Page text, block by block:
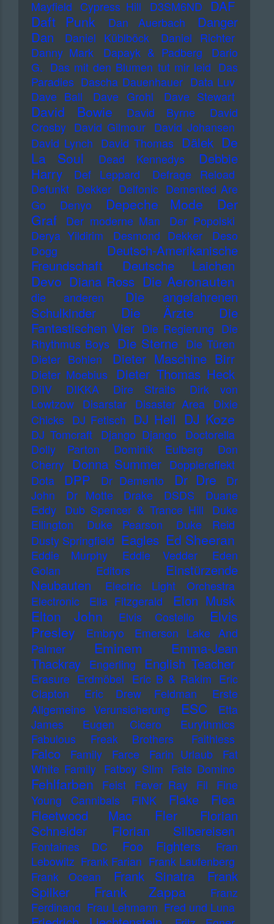
Mayfield Cypress Hill D3SM6ND DAF
Daft Punk Dan Auerbach
Danger
Dan
Daniel Küblböck
Daniel Richter
Danny Mark
Dapayk & Padberg
Dario
G. Das mit den Blumen tut mir leid Das
Paradies Dascha Dauenhauer Data Luv
Dave Ball
Dave Grohl Dave Stewart
David Bowie David Byrne
David
Crosby David Gilmour David Johansen
David Lynch David Thomas Dälek De
La Soul
Dead Kennedys
Debbie
Harry
Def Leppard
Defrage Reload
Defunkt Dekker Delfonic Demented Are
Go
Denyo Depeche Mode
Der
Graf
Der moderne Man
Der Popolski
Derya Yildirim
Desmond Dekker
Deso
Dogg
Deutsch-Amerikanische
Freundschaft
Deutsche Laichen
Devo Diana Ross Die Aeronauten
die anderen
Die angefahrenen
Schulkinder
Die Ärzte
Die
Fantastischen Vier Die Regierung Die
Rhythmus Boys Die Sterne Die Türen
Dieter Bohlen
Dieter Maschine Birr
Dieter Moebius Dieter Thomas Heck
DiIV DIKKA Dire Straits
Dirk von
Lowtzow
Disarstar Disaster Area
Dixie
Chicks DJ Fetisch DJ Hell DJ Koze
DJ Tomcraft Django Django
Doctorella
Dolly Parton
Dominik Eulberg
Don
Cherry Donna Summer Dopplereffekt
Dota
DPP Dr Demento Dr Dre
Dr
John
Dr Motte Drake DSDS
Duane
Eddy
Dub Spencer & Trance Hill
Duke
Ellington
Duke Pearson
Duke Reid
Dusty Springfield Eagles Ed Sheeran
Eddie Murphy Eddie Vedder
Eden
Golan
Editors
Einstürzende
Neubauten
Electric Light Orchestra
Electronic
Ella Fitzgerald Elon Musk
Elton John Elvis Costello
Elvis
Presley
Embryo
Emerson Lake And
Palmer
Eminem
Emma-Jean
Thackray
Engerling English Teacher
Erasure Erdmöbel Eric B & Rakim Eric
Clapton
Eric Drew Feldman
Erste
Allgemeine Verunsicherung
ESC
Etta
James
Eugen Cicero
Eurythmics
Fabulous Freak Brothers
Faithless
Falco Family Farce Farin Urlaub
Fat
White Family Fatboy Slim Fats Domino
Fehlfarben Feist Fever Ray Fil
Fine
Young Cannibals
FINK Flake
Flea
Fleetwood Mac
Fler
Florian
Schneider
Florian Silbereisen
Fontaines DC Foo Fighters
Fran
Lebowitz Frank Farian Frank Laufenberg
Frank Ocean
Frank Sinatra
Frank
Spilker
Frank Zappa
Franz
Ferdinand Frau Lehmann Fred und Luna